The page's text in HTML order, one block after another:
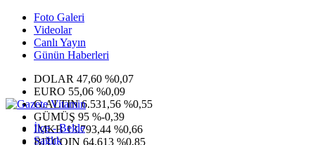
Foto Galeri
Videolar
Canlı Yayın
Günün Haberleri
DOLAR 47,60 %0,07
EURO 55,06 %0,09
G.ALTIN6.531,56 %0,55
GÜMÜŞ 95 %-0,39
IMKB13.793,44 %0,66
BITCOIN 64.613 %0,85
İlçe - Belde
Sağlık